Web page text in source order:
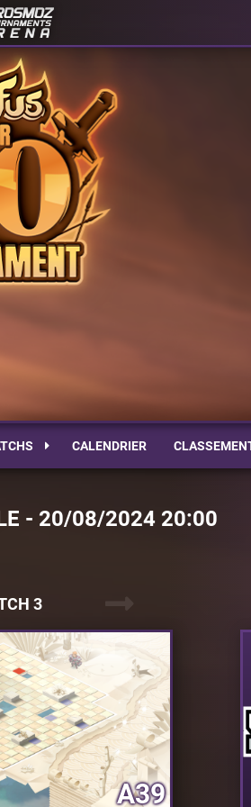
CALENDRIER
- 20/08/2024 20:00
3
A39